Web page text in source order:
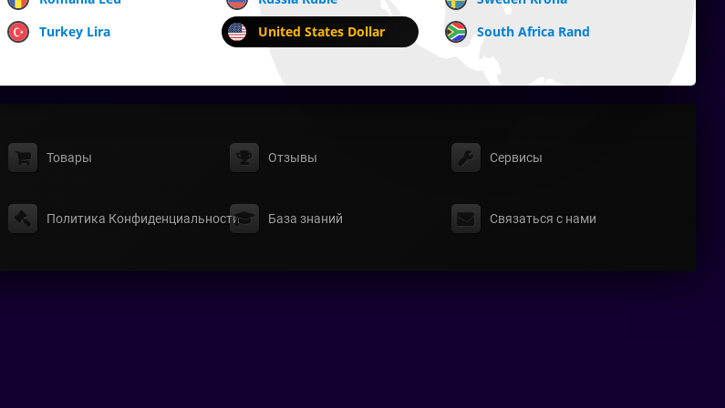
Turkey Lira United States Dollar South Africa Rand
Товары Отзывы Сервисы
Политика Конфиденциальности База знаний Связаться с нами